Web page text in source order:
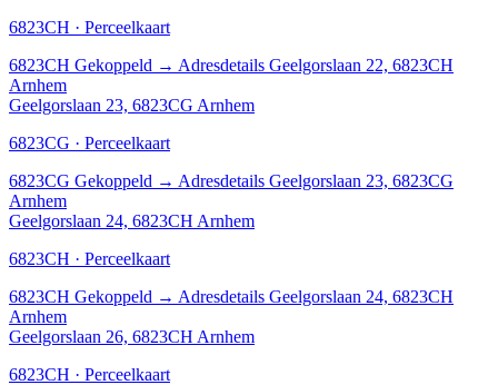
6823CH · Perceelkaart
6823CH Gekoppeld → Adresdetails Geelgorslaan 22, 6823CH
Arnhem
Geelgorslaan 23, 6823CG Arnhem
6823CG · Perceelkaart
6823CG Gekoppeld → Adresdetails Geelgorslaan 23, 6823CG
Arnhem
Geelgorslaan 24, 6823CH Arnhem
6823CH · Perceelkaart
6823CH Gekoppeld → Adresdetails Geelgorslaan 24, 6823CH
Arnhem
Geelgorslaan 26, 6823CH Arnhem
6823CH · Perceelkaart